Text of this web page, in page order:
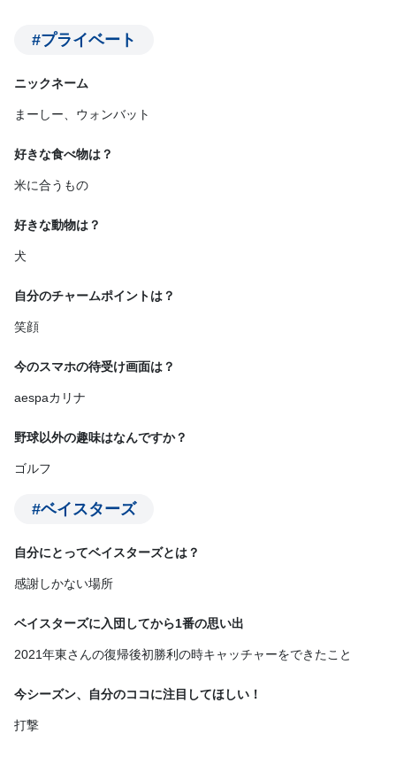
#プライベート
ニックネーム
まーしー、ウォンバット
好きな食べ物は？
米に合うもの
好きな動物は？
犬
自分のチャームポイントは？
笑顔
今のスマホの待受け画面は？
aespaカリナ
野球以外の趣味はなんですか？
ゴルフ
#ベイスターズ
自分にとってベイスターズとは？
感謝しかない場所
ベイスターズに入団してから1番の思い出
2021年東さんの復帰後初勝利の時キャッチャーをできたこと
今シーズン、自分のココに注目してほしい！
打撃